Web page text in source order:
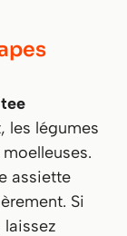
les légumes
assiette
Si